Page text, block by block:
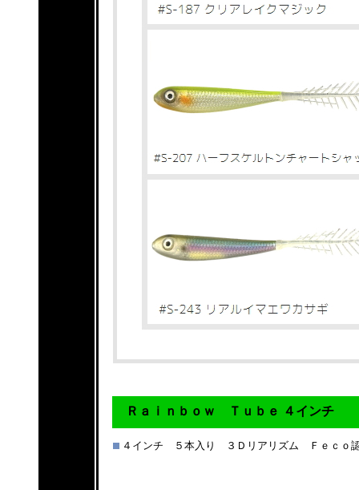
Ｒａｉｎｂｏｗ Ｔｕｂｅ ４インチ
４インチ ５本入り ３Ｄリアリズム Ｆｅｃｏ